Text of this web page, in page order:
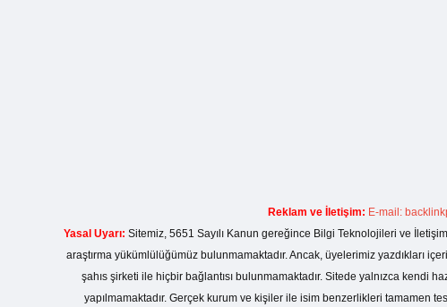
Reklam ve İletişim: E-mail:
Yasal Uyarı: Sitemiz, 5651 Sayılı Kanun gereğince Bilgi Teknolojileri ve
araştırma yükümlülüğümüz bulunmamaktadır. Ancak, üyelerimiz yazdıkları
şahıs şirketi ile hiçbir bağlantısı bulunmamaktadır. Sitede yalnızca kendi
yapılmamaktadır. Gerçek kurum ve kişiler ile isim benzerlikleri tamamen